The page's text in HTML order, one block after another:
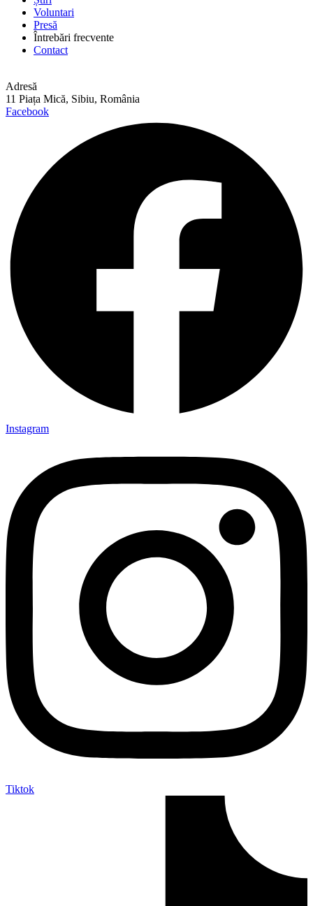
Voluntari
Presă
Întrebări frecvente
Contact
Adresă
11 Piața Mică, Sibiu, România
Facebook
Instagram
Tiktok